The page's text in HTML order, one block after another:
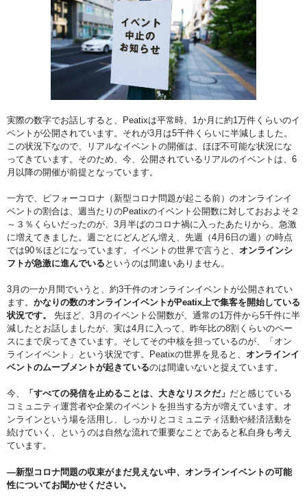
実際の数字でお話しすると、Peatixは平常時、1か月に約1万件くらいのイ
ベントが公開されています。それが3月は5千件くらいに半減しました。
この状況下なので、リアルなイベントの開催は、ほぼ不可能な状況にな
ってきています。そのため、今、公開されているリアルのイベントは、6
月以降の開催が前提となっています。
一方で、ビフォーコロナ（新型コロナ問題が起こる前）のオンラインイ
ベントの割合は、週当たりのPeatixのイベント公開数に対しておおよそ２
～３％くらいだったのが、3月半ばのコロナ禍に入ったあたりから、急激
に増えてきました。週ごとにどんどん増え、先週（4月6日の週）の時点
では90％ほどになっています。イベントの世界で言うと、 オンラインシ
フトが急激に進んでいる というのは間違いありません。
3月の一か月間でいうと、約3千件のオンラインイベントが公開されてい
ます。 かなりの数のオンラインイベントがPeatix上で集客を開始している
状況です。
先ほど、3月のイベント公開数が、通常の1万件から5千件に半
減したとお話しましたが、実は4月に入って、昨年比の8割くらいのペー
スにまで戻ってきています。そしてその中核を担っているのが、「オン
ラインイベント」という状況です。Peatixの世界を見ると、 オンラインイ
ベントのムーブメントが起きているのは間違いないと捉えています。
今、 「すべての発信を止めることは、大きなリスクだ」 だと感じている
コミュニティ運営者や企業のイベントを担当する方が増えています。オ
ンラインという場を活用し、しっかりとコミュニティ活動や経済活動を
続けていく、というのは自然な流れで重要なことであると私自身も考え
ています。
―新型コロナ問題の収束がまだ見えない中、オンラインイベントの可能
性についてお聞かせください。